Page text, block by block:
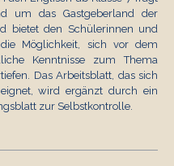
um das Gastgeberland der
bietet den Schülerinnen und
Möglichkeit, sich vor dem
Kenntnisse zum Thema
Das Arbeitsblatt, das sich
wird ergänzt durch ein
zur Selbstkontrolle.